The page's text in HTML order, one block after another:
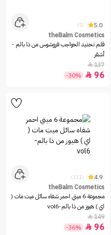
5.0
(5)
theBalm Cosmetics
قلم تحديد الحواجب فروشوس من ذا بالم -
أشقر
137

96

-30%
4.9
(111)
theBalm Cosmetics
مجموعة 6 ميني احمر شفاه سائل ميت مات (
اي ) هيوز من ذا بالم-vol6
149

96

-36%